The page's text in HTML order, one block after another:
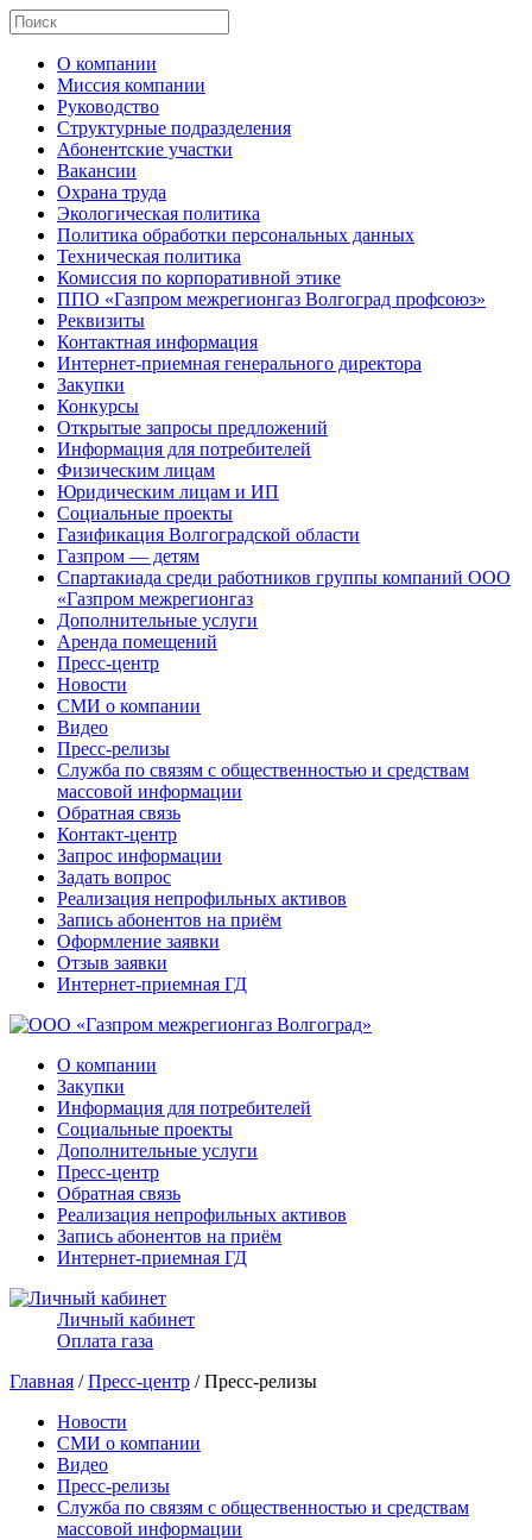
О компании
Миссия компании
Руководство
Структурные подразделения
Абонентские участки
Вакансии
Охрана труда
Экологическая политика
Политика обработки персональных данных
Техническая политика
Комиссия по корпоративной этике
ППО «Газпром межрегионгаз Волгоград профсоюз»
Реквизиты
Контактная информация
Интернет-приемная генерального директора
Закупки
Конкурсы
Открытые запросы предложений
Информация для потребителей
Физическим лицам
Юридическим лицам и ИП
Социальные проекты
Газификация Волгоградской области
Газпром — детям
Спартакиада среди работников группы компаний ООО
«Газпром межрегионгаз
Дополнительные услуги
Аренда помещений
Пресс-центр
Новости
СМИ о компании
Видео
Пресс-релизы
Служба по связям с общественностью и средствам
массовой информации
Обратная связь
Контакт-центр
Запрос информации
Задать вопрос
Реализация непрофильных активов
Запись абонентов на приём
Оформление заявки
Отзыв заявки
Интернет-приемная ГД
О компании
Закупки
Информация для потребителей
Социальные проекты
Дополнительные услуги
Пресс-центр
Обратная связь
Реализация непрофильных активов
Запись абонентов на приём
Интернет-приемная ГД
Личный кабинет
Оплата газа
Главная /Пресс-центр / Пресс-релизы
Новости
СМИ о компании
Видео
Пресс-релизы
Служба по связям с общественностью и средствам
массовой информации